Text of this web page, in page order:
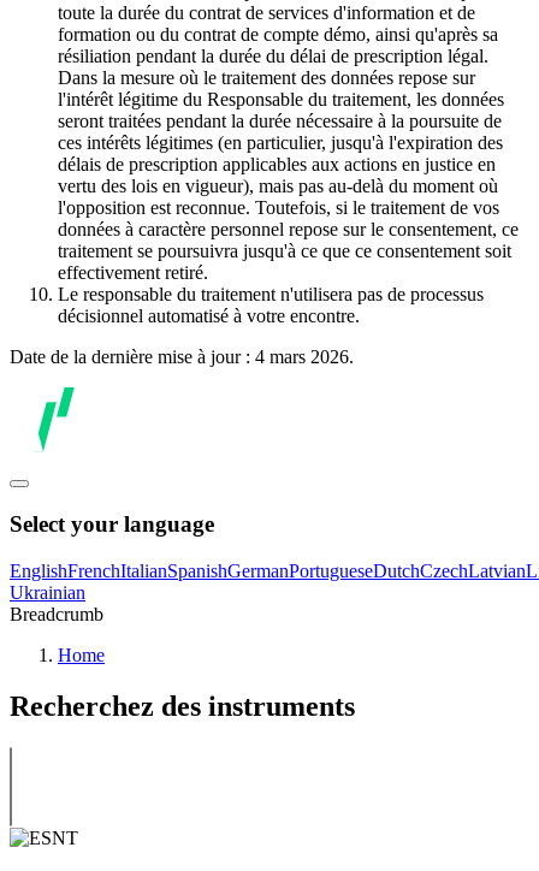
toute la durée du contrat de services d'information et de
formation ou du contrat de compte démo, ainsi qu'après sa
résiliation pendant la durée du délai de prescription légal.
Dans la mesure où le traitement des données repose sur
l'intérêt légitime du Responsable du traitement, les données
seront traitées pendant la durée nécessaire à la poursuite de
ces intérêts légitimes (en particulier, jusqu'à l'expiration des
délais de prescription applicables aux actions en justice en
vertu des lois en vigueur), mais pas au-delà du moment où
l'opposition est reconnue. Toutefois, si le traitement de vos
données à caractère personnel repose sur le consentement, ce
traitement se poursuivra jusqu'à ce que ce consentement soit
effectivement retiré.
Le responsable du traitement n'utilisera pas de processus
décisionnel automatisé à votre encontre.
Date de la dernière mise à jour : 4 mars 2026.
Select your language
EnglishFrenchItalianSpanishGermanPortugueseDutchCzechLatvian
Ukrainian
Breadcrumb
Home
Recherchez des instruments